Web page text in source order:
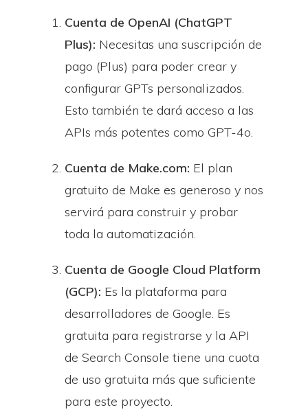
Cuenta de OpenAI (ChatGPT
Plus): Necesitas una suscripción de
pago (Plus) para poder crear y
configurar GPTs personalizados.
Esto también te dará acceso a las
APIs más potentes como GPT-4o.
Cuenta de Make.com: El plan
gratuito de Make es generoso y nos
servirá para construir y probar
toda la automatización.
Cuenta de Google Cloud Platform
(GCP): Es la plataforma para
desarrolladores de Google. Es
gratuita para registrarse y la API
de Search Console tiene una cuota
de uso gratuita más que suficiente
para este proyecto.